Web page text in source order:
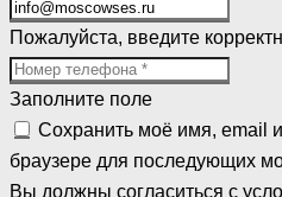
Пожалуйста, введите
Заполните поле
Сохранить моё имя, email
браузере для последующих
Вы должны согласиться с